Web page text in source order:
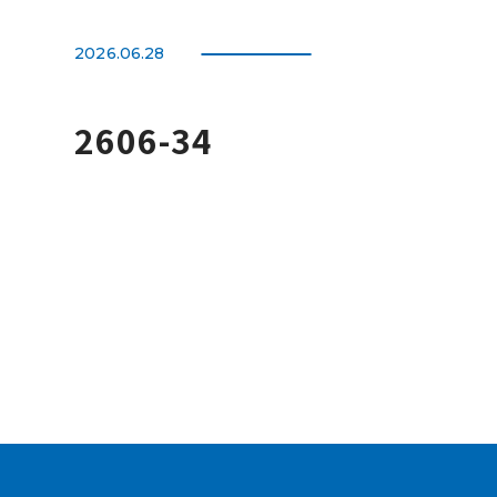
2026.06.28
2606-34